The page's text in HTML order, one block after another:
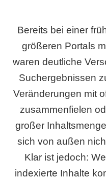
Bereits bei einer
größeren Portals
waren deutliche
Suchergebnissen
Veränderungen mit
zusammenfielen
großer
sich von außen
Klar ist jedoch:
indexierte Inhalte